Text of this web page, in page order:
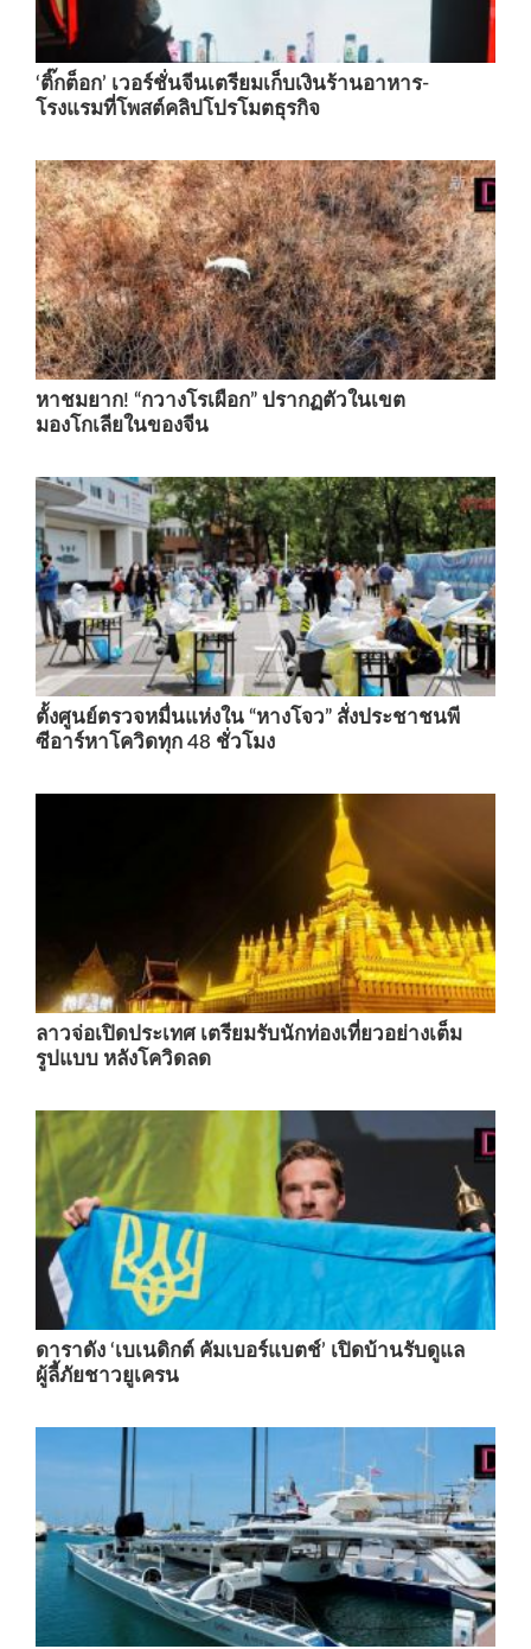
‘ติ๊กต็อก’ เวอร์ชั่นจีนเตรียมเก็บเงินร้านอาหาร-
โรงแรมที่โพสต์คลิปโปรโมตธุรกิจ
หาชมยาก! “กวางโรเผือก” ปรากฏตัวในเขต
มองโกเลียในของจีน
ตั้งศูนย์ตรวจหมื่นแห่งใน “หางโจว” สั่งประชาชนพี
ซีอาร์หาโควิดทุก 48 ชั่วโมง
ลาวจ่อเปิดประเทศ เตรียมรับนักท่องเที่ยวอย่างเต็ม
รูปแบบ หลังโควิดลด
ดาราดัง ‘เบเนดิกต์ คัมเบอร์แบตช์’ เปิดบ้านรับดูแล
ผู้ลี้ภัยชาวยูเครน